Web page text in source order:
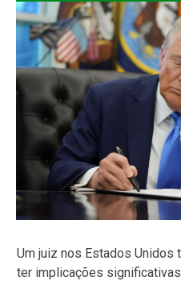
Um juiz nos Estados Unidos
ter implicações